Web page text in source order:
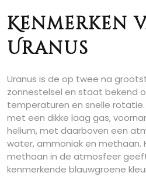
Kenmerken
Uranus
Uranus is de op twee na
zonnestelsel en staat bekend
temperaturen en snelle
met een dikke laag gas,
helium, met daarboven een
water, ammoniak en methaan.
methaan in de atmosfeer geeft
kenmerkende blauwgroene